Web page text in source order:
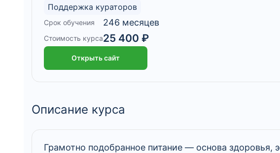
Поддержка кураторов
Срок обучения 246 месяцев
Стоимость курса25 400 ₽
Открыть сайт
Описание курса
Грамотно подобранное питание — основа здоровья,